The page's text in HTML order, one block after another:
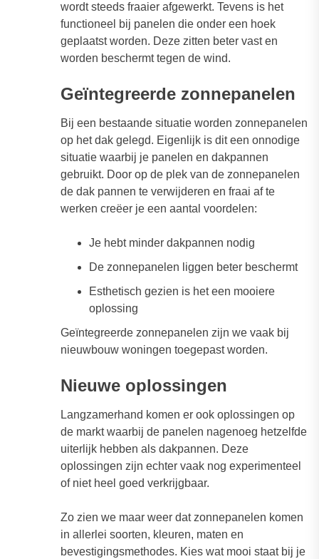
wordt steeds fraaier afgewerkt. Tevens is het
functioneel bij panelen die onder een hoek
geplaatst worden. Deze zitten beter vast en
worden beschermt tegen de wind.
Geïntegreerde zonnepanelen
Bij een bestaande situatie worden zonnepanelen
op het dak gelegd. Eigenlijk is dit een onnodige
situatie waarbij je panelen en dakpannen
gebruikt. Door op de plek van de zonnepanelen
de dak pannen te verwijderen en fraai af te
werken creëer je een aantal voordelen:
Je hebt minder dakpannen nodig
De zonnepanelen liggen beter beschermt
Esthetisch gezien is het een mooiere
oplossing
Geïntegreerde zonnepanelen zijn we vaak bij
nieuwbouw woningen toegepast worden.
Nieuwe oplossingen
Langzamerhand komen er ook oplossingen op
de markt waarbij de panelen nagenoeg hetzelfde
uiterlijk hebben als dakpannen. Deze
oplossingen zijn echter vaak nog experimenteel
of niet heel goed verkrijgbaar.
Zo zien we maar weer dat zonnepanelen komen
in allerlei soorten, kleuren, maten en
bevestigingsmethodes. Kies wat mooi staat bij je